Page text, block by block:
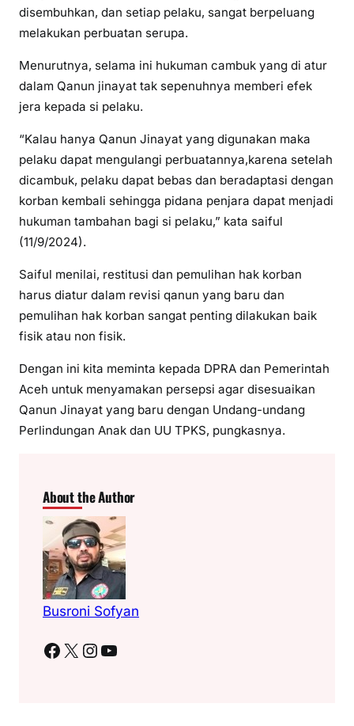
disembuhkan, dan setiap pelaku, sangat berpeluang
melakukan perbuatan serupa.
Menurutnya, selama ini hukuman cambuk yang di atur
dalam Qanun jinayat tak sepenuhnya memberi efek
jera kepada si pelaku.
“Kalau hanya Qanun Jinayat yang digunakan maka
pelaku dapat mengulangi perbuatannya,karena setelah
dicambuk, pelaku dapat bebas dan beradaptasi dengan
korban kembali sehingga pidana penjara dapat menjadi
hukuman tambahan bagi si pelaku,” kata saiful
(11/9/2024).
Saiful menilai, restitusi dan pemulihan hak korban
harus diatur dalam revisi qanun yang baru dan
pemulihan hak korban sangat penting dilakukan baik
fisik atau non fisik.
Dengan ini kita meminta kepada DPRA dan Pemerintah
Aceh untuk menyamakan persepsi agar disesuaikan
Qanun Jinayat yang baru dengan Undang-undang
Perlindungan Anak dan UU TPKS, pungkasnya.
About the Author
Busroni Sofyan
Facebook X Instagram YouTube